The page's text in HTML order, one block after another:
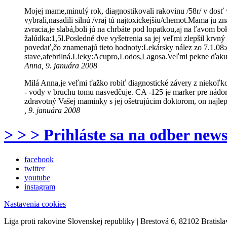
Mojej mame,minulý rok, diagnostikovali rakovinu /58r/ v dosť
vybrali,nasadili silnú /vraj tú najtoxickejšiu/chemot.Mama ju
zvracia,je slabá,boli jú na chrbáte pod lopatkou,aj na ľavom
žalúdka:1,5l.Posledné dve vyšetrenia sa jej veľmi zlepšil
povedať,čo znamenajú tieto hodnoty:Lekársky nález zo
stave,afebrilná.Lieky:Acupro,Lodos,Lagosa.Veľmi pekne
Anna, 9. januára 2008
Milá Anna,je veľmi ťažko robiť diagnostické závery z
- vody v bruchu tomu nasvedčuje. CA -125 je marker pre
zdravotný Vašej maminky s jej ošetrujúcim doktorom, on
, 9. januára 2008
> > > Prihláste sa na odber
facebook
twitter
youtube
instagram
Nastavenia cookies
Liga proti rakovine Slovenskej republiky | Brestová 6, 82102